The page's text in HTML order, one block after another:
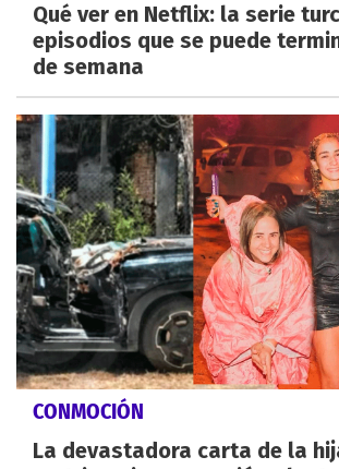
Qué ver en Netflix: la serie
episodios que se puede
de semana
CONMOCIÓN
La devastadora carta de la